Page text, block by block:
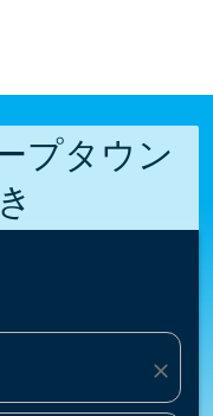
プタウン
close